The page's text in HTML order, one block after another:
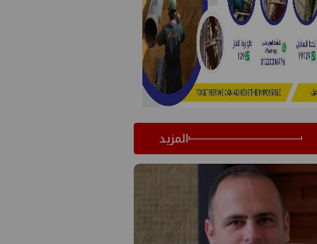
المزيد